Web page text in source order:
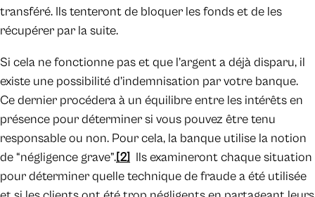
transféré. Ils tenteront de bloquer les fonds et de les
récupérer par la suite.
Si cela ne fonctionne pas et que l’argent a déjà disparu, il
existe une possibilité d’indemnisation par votre banque.
Ce dernier procédera à un équilibre entre les intérêts en
présence pour déterminer si vous pouvez être tenu
responsable ou non. Pour cela, la banque utilise la notion
de “négligence grave”.[2] Ils examineront chaque situation
pour déterminer quelle technique de fraude a été utilisée